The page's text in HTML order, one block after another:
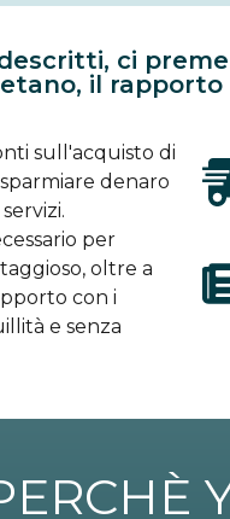
ci
il
sull'acquisto di
denaro
per
oltre a
con i
e senza